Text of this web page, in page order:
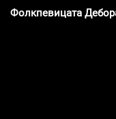
Фолкпевицата